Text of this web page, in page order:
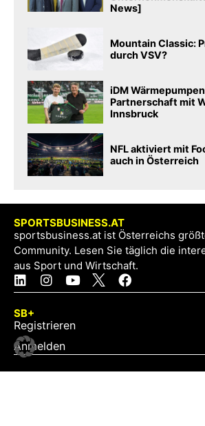
News]
Mountain Classic:
durch VSV?
iDM
Partnerschaft mit
Innsbruck
NFL aktiviert mit
auch in Österreich
SPORTSBUSINESS.AT
sportsbusiness.at ist Österreichs
Community. Lesen Sie täglich die
aus Sport und Wirtschaft.
SB+
Registrieren
Anmelden
NEWS